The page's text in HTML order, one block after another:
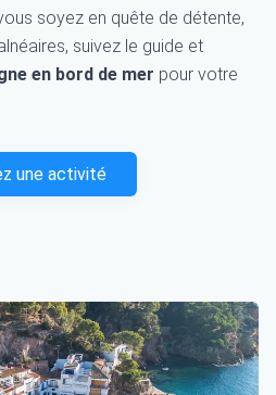
soyez en quête de détente,
suivez le guide et
en bord de mer pour votre
une activité